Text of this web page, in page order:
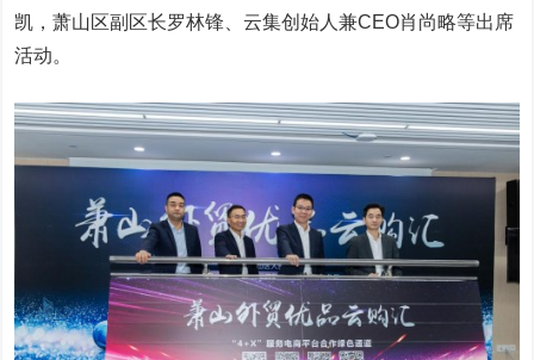
凯，萧山区副区长罗林锋、云集创始人兼CEO肖尚略等出席
活动。